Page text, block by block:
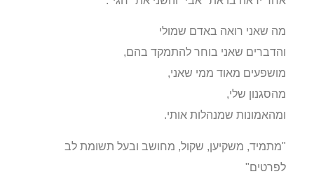
מה שאני רואה באדם שמולי
והדברים שאני בוחר להתמקד בהם,
מושפעים מאוד ממי שאני,
מהסגנון שלי,
ומהאמונות שמנהלות אותי.
"מתמיד, משקיען, שקול, מחושב ובעל תשומת לב
לפרטים"